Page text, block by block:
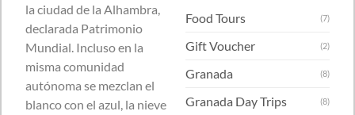
la ciudad de la Alhambra,
declarada Patrimonio
Mundial. Incluso en la
misma comunidad
autónoma se mezclan el
blanco con el azul, la nieve
Food Tours
(7)
Gift Voucher (2)
Granada (8)
Granada Day Trips (8)